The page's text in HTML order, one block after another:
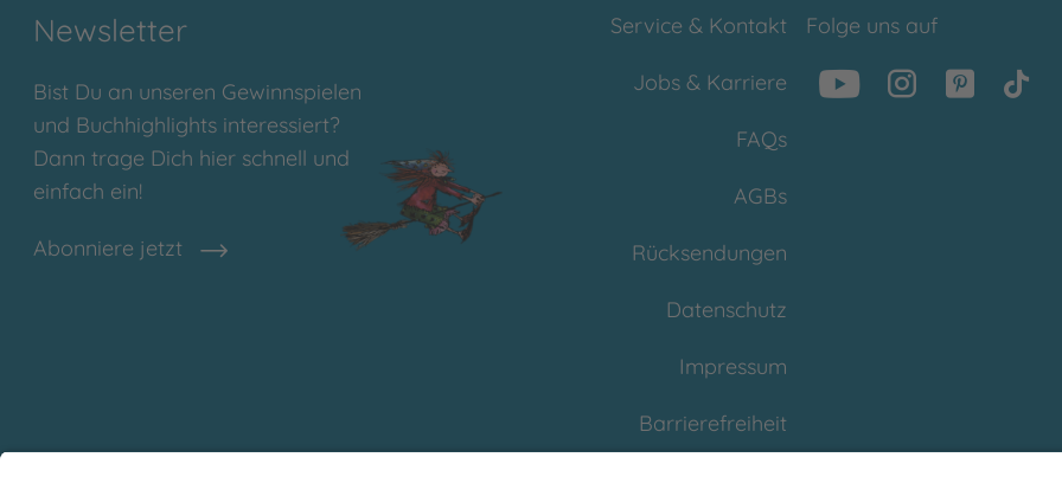
Newsletter
Bist Du an unseren Gewinnspielen
und Buchhighlights interessiert?
Dann trage Dich hier schnell und
einfach ein!
Abonniere jetzt
Service & Kontakt
Jobs & Karriere
FAQs
AGBs
Rücksendungen
Datenschutz
Impressum
Barrierefreiheit
Folge uns auf